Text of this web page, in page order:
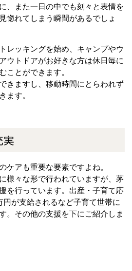
、また一日の中でも刻々と表情を
惚れてしまう瞬間があるでしょ
レッキングを始め、キャンプやウ
ウトドアがお好きな方は休日毎に
ことができます。
きますし、移動時間にとらわれず
ます。
実
ケアも重要な要素ですよね。
様々な形で行われていますが、茅
を行っています。出産・子育て応
が支給されるなど子育て世帯に
。その他の支援を下にご紹介しま